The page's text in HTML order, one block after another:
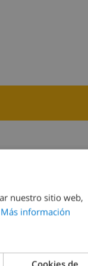
SPANISH
DUTCH
SPANISH
nuestro sitio web,
Más información